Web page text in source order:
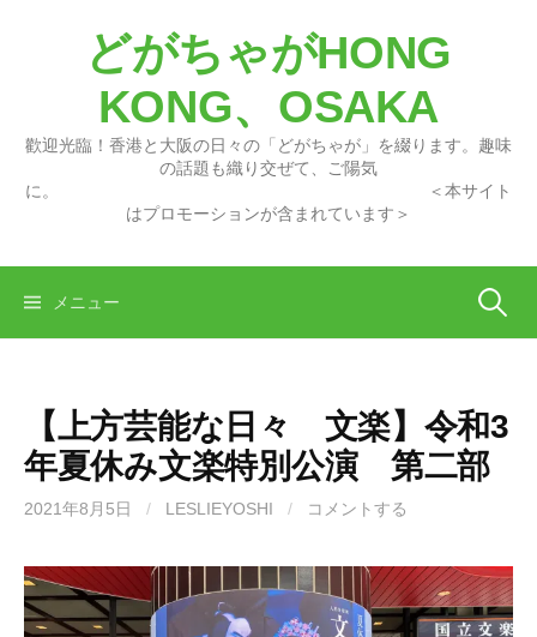
どがちゃがHONG
KONG、OSAKA
歡迎光臨！香港と大阪の日々の「どがちゃが」を綴ります。趣味
の話題も織り交ぜて、ご陽気
に。 ＜本サイト
はプロモーションが含まれています＞
メニュー 検
【上方芸能な日々 文楽】令和3
年夏休み文楽特別公演 第二部
2021年8月5日 / LESLIEYOSHI / コメントする